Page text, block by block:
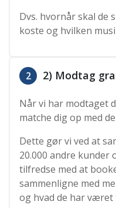
Dvs. hvornår skal de
koste og hvilken
2 2) Modtag
Når vi har modtaget
matche dig op med
Dette gør vi ved at
20.000 andre kunder
tilfredse med at
sammenligne med
og hvad de har